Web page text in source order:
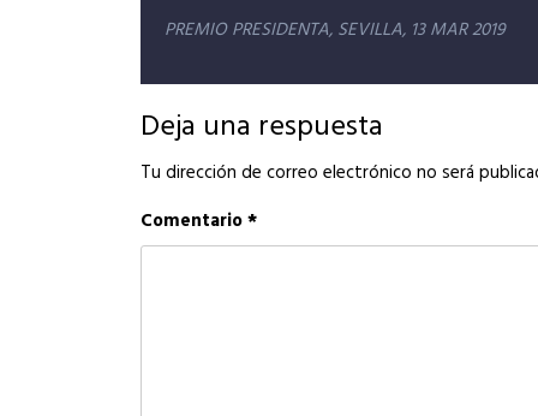
Navegación
de
entradas
PREMIO PRESIDENTA, SEVILLA, 13 MAR 2019
Deja una respuesta
Tu dirección de correo electrónico no será
Comentario*